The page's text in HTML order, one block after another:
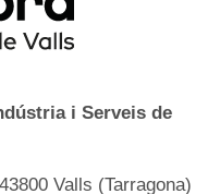
i Serveis de
Valls (Tarragona)